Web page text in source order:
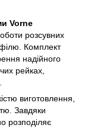
Vorne
розсувних
Комплект
надійного
рейках,
виготовлення,
Завдяки
розподіляє